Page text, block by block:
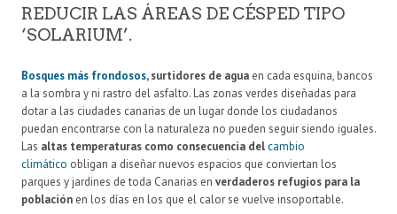
REDUCIR LAS ÁREAS DE CÉSPED TIPO
‘SOLARIUM’.
Bosques más frondosos,surtidores de agua en cada esquina, bancos
a la sombra y ni rastro del asfalto. Las zonas verdes diseñadas para
dotar a las ciudades canarias de un lugar donde los ciudadanos
puedan encontrarse con la naturaleza no pueden seguir siendo iguales.
Las altas temperaturas como consecuencia delcambio
climático obligan a diseñar nuevos espacios que conviertan los
parques y jardines de toda Canarias en verdaderos refugios para la
población en los días en los que el calor se vuelve insoportable.